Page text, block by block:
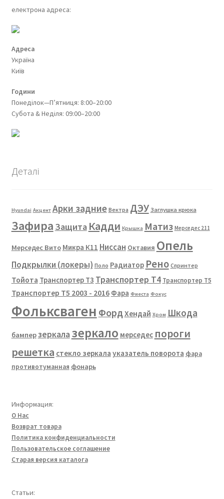
електрона адреса:
Адреса
Україна
Київ
Години
Понеділок—П’ятниця: 8:00–20:00
Субота & Неділя: 09:00–20:00
Деталі
Hyundai Акцент Арки задние Вектра ДЭУ Заглушка крюка
Зафира Защита Кадди Крышка Матиз Мерседес 211
Мерседес Вито Микра К11 Ниссан Октавия Опель
Подкрылки (локеры) Поло Радиатор Рено Спринтер
Тойота Транспортер Т3 Транспортер Т4 Транспортер Т5
Транспортер Т5 2003 - 2016 Фара Фиеста Фокус
Фольксваген ФордХендай Хром Шкода
бамперзеркала зеркало мерседес пороги
решетка стекло зеркала указатель поворота фара
противотуманная фонарь
Информация:
О Нас
Возврат товара
Политика конфиденциальности
Пользовательское соглашение
Старая версия каталога
Статьи: